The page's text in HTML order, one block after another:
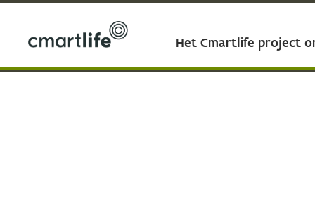
Het Cmartlife project